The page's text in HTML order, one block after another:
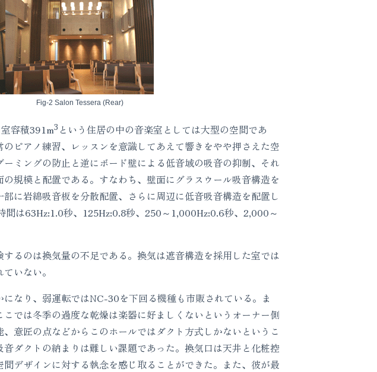
Fig-2 Salon Tessera (Rear)
容積391m3 という住居の中の音楽室としては大型の空間であ
ピアノ練習、レッスンを意識してあえて響きをやや押さえた空
ミングの防止と逆にボード壁による低音域の吸音の抑制、それ
規模と配置である。すなわち、壁面にグラスウール吸音構造を
に岩綿吸音板を分散配置、さらに周辺に低音吸音構造を配置し
は63Hz:1.0秒、125Hz:0.8秒、250～1,000Hz:0.6秒、2,000～
るのは換気量の不足である。換気は遮音構造を採用した室では
いない。
なり、弱運転ではNC-30を下回る機種も市販されている。ま
では冬季の過度な乾燥は楽器に好ましくないというオーナー側
意匠の点などからこのホールではダクト方式しかないというこ
ダクトの納まりは難しい課題であった。換気口は天井と化粧控
デザインに対する執念を感じ取ることができた。また、彼が最